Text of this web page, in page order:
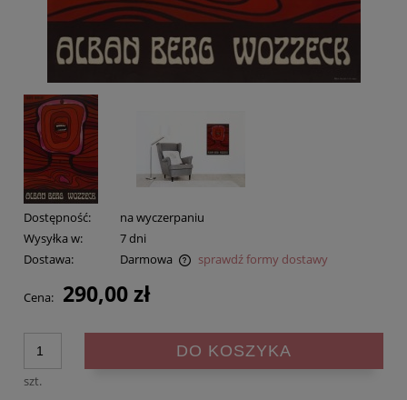
Dostępność:
na wyczerpaniu
Wysyłka w:
7 dni
Dostawa:
Darmowa
sprawdź formy dostawy
Cena: 290,00 zł
szt.
DO KOSZYKA